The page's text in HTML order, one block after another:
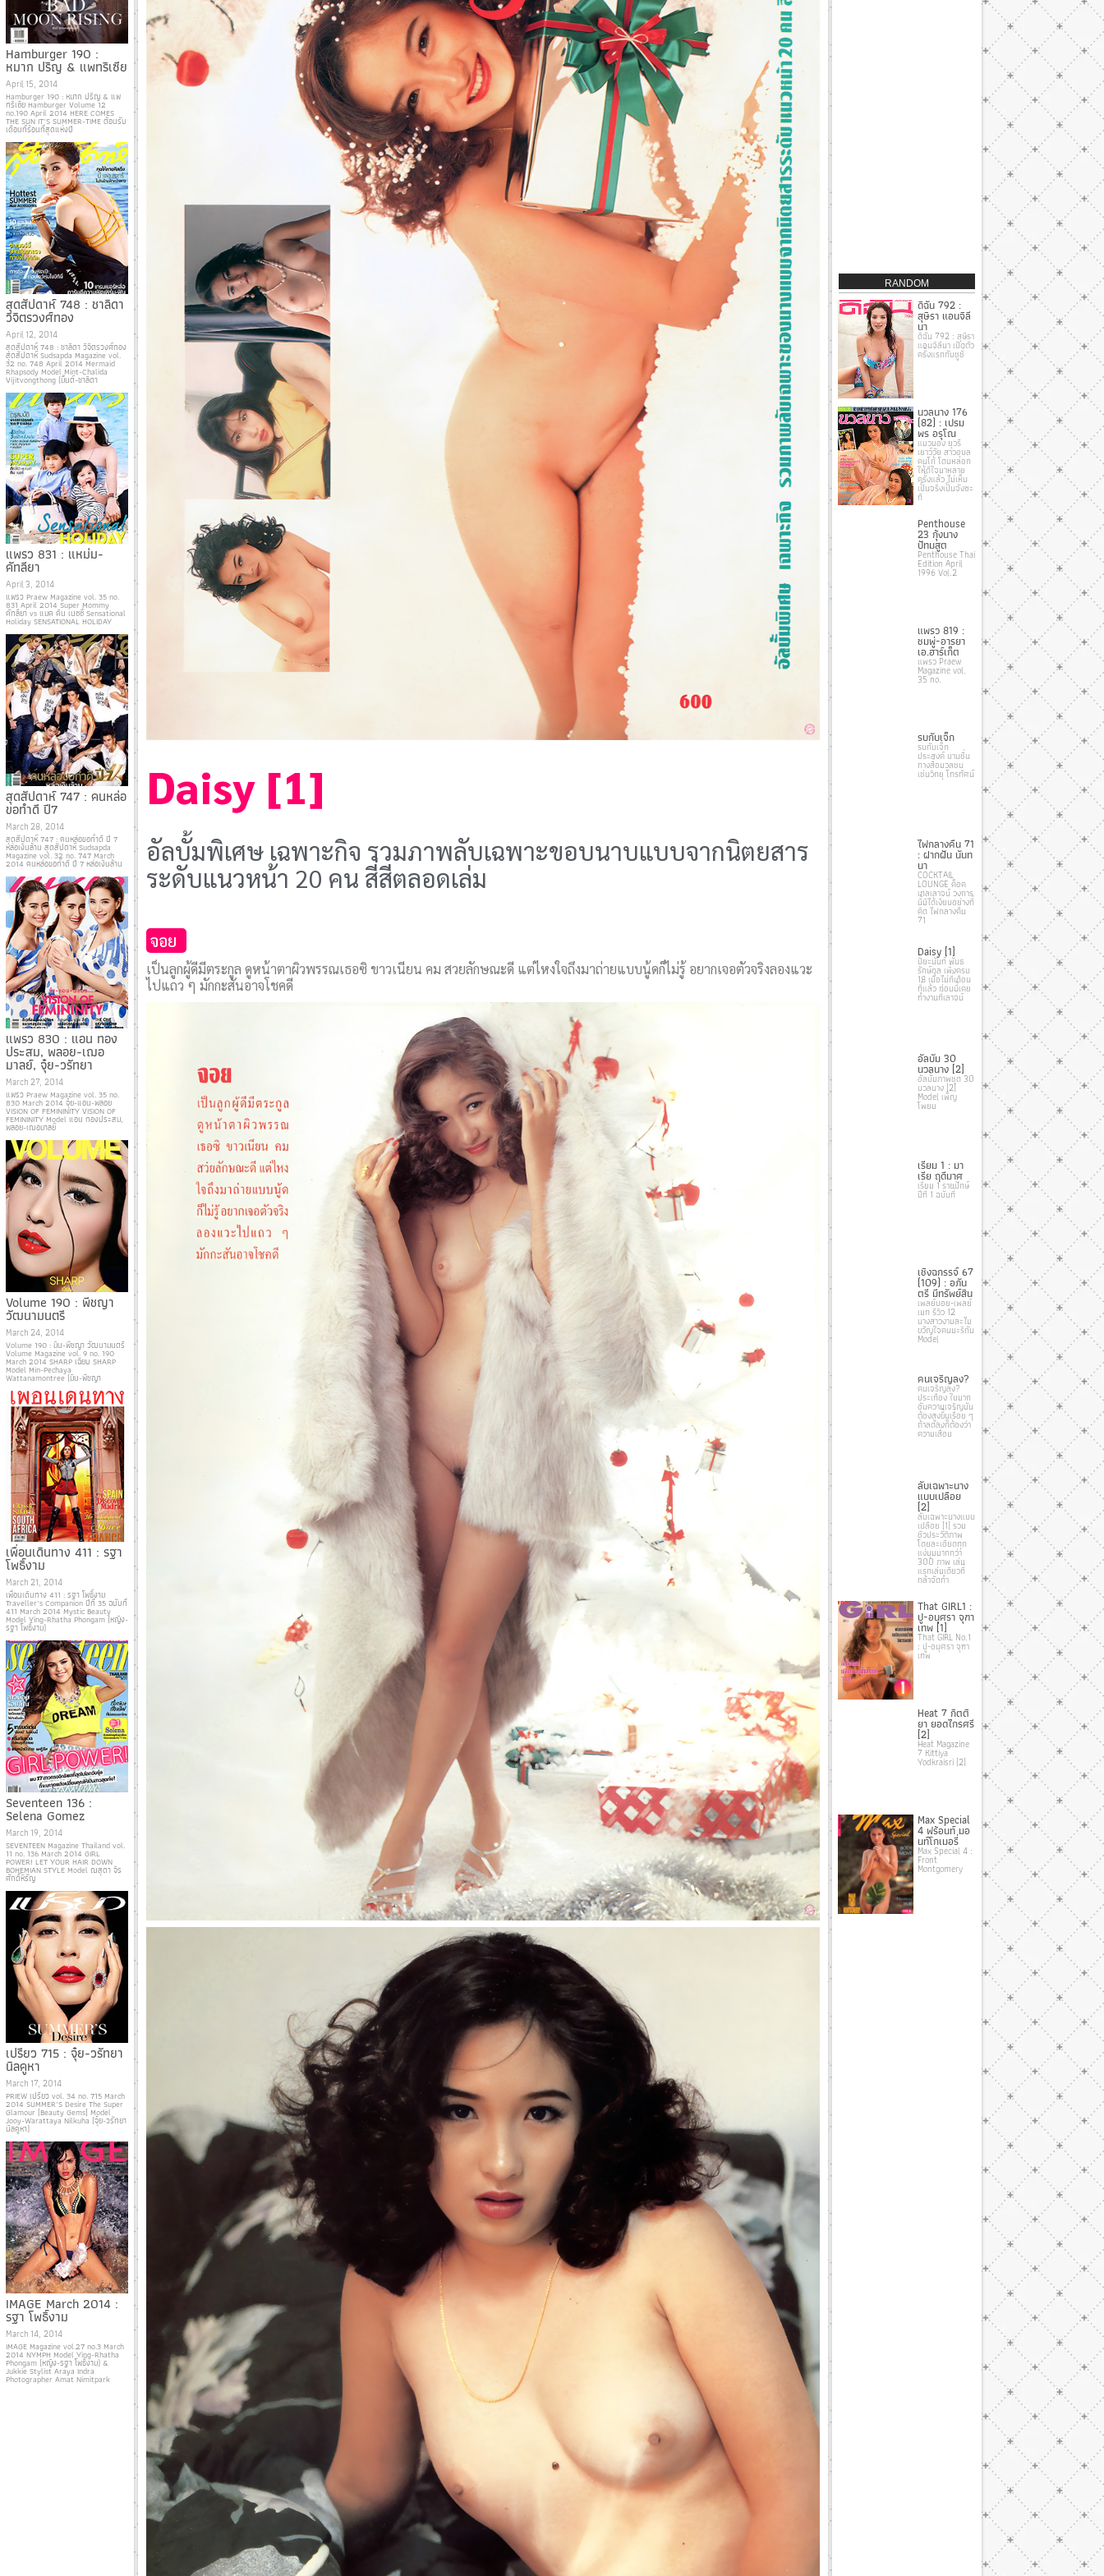
Hamburger 190 :
หมาก ปริญ & แพทริเซีย
April 15, 2014
Hamburger 190 : หมาก ปริญ & แพ
ทริเซีย Hamburger Volume 12
no.190 April 2014 HERE COMES
THE SUN IT’S SUMMER-TIME ต้อนรับ
เดือนที่ร้อนที่สุดแห่งปี
สุดสัปดาห์ 748 : ชาลิดา
วิจิตรวงศ์ทอง
April 12, 2014
สุดสัปดาห์ 748 : ชาลิดา วิจิตรวงศ์ทอง
สุดสัปดาห์ Sudsapda Magazine vol.
32 no. 748 April 2014 Mermaid
Rhapsody Model Mint-Chalida
Vijitvongthong (มิ้นต์-ชาลิดา
แพรว 831 : แหม่ม-
คัทลียา
April 3, 2014
แพรว Praew Magazine vol. 35 no.
831 April 2014 Super Mommy
คัทลียา vs แมค คิน เนซซี่ Sensational
Holiday SENSATIONAL HOLIDAY
สุดสัปดาห์ 747 : คนหล่อ
ขอทำดี ปี7
March 28, 2014
สุดสัปดาห์ 747 : คนหล่อขอทำดี ปี 7
หล่อเงินล้าน สุดสัปดาห์ Sudsapda
Magazine vol. 32 no. 747 March
2014 คนหล่อขอทำดี ปี 7 หล่อเงินล้าน
แพรว 830 : แอน ทอง
ประสม, พลอย-เฌอ
มาลย์, จุ๋ย-วรัทยา
March 27, 2014
แพรว Praew Magazine vol. 35 no.
830 March 2014 จุ๋ย-แอน-พลอย
VISION OF FEMININITY VISION OF
FEMININITY Model แอน ทองประสม,
พลอย-เฌอมาลย์
Volume 190 : พีชญา
วัฒนามนตรี
March 24, 2014
Volume 190 : มิน-พีชญา วัฒนามนตรี
Volume Magazine vol. 9 no. 190
March 2014 SHARP เฉียบ SHARP
Model Min-Pechaya
Wattanamontree (มิน-พีชญา
เพื่อนเดินทาง 411 : รฐา
โพธิ์งาม
March 21, 2014
เพื่อนเดินทาง 411 : รฐา โพธิ์งาม
Traveller’s Companion ปีที่ 35 ฉบับที่
411 March 2014 Mystic Beauty
Model Ying-Rhatha Phongam (หญิง-
รฐา โพธิ์งาม)
Seventeen 136 :
Selena Gomez
March 19, 2014
SEVENTEEN Magazine Thailand vol.
11 no. 136 March 2014 GIRL
POWER! LET YOUR HAIR DOWN
BOHEMIAN STYLE Model ณสุดา จิร
ศักดิ์หิรัญ
เปรียว 715 : จุ๋ย-วรัทยา
นิลคูหา
March 17, 2014
PRIEW เปรียว vol. 34 no. 715 March
2014 SUMMER’S Desire The Super
Glamour [Beauty Gems] Model
Jooy-Warattaya Nilkuha (จุ๋ย-วรัทยา
นิลคูหา)
IMAGE March 2014 :
รฐา โพธิ์งาม
March 14, 2014
IMAGE Magazine vol.27 no.3 March
2014 NYMPH Model Ying-Rhatha
Phongam (หญิง-รฐา โพธิ์งาม) &
Jukkie Stylist Araya Indra
Photographer Amat Nimitpark
Daisy [1]
อัลบั้มพิเศษ เฉพาะกิจ รวมภาพลับเฉพาะขอบนาบแบบจากนิตยสาร
ระดับแนวหน้า 20 คน สี่สีตลอดเล่ม
จอย
เป็นลูกผู้ดีมีตระกูล ดูหน้าตาผิวพรรณเธอซิ ขาวเนียน คม สวยลักษณะดี แต่ไหงใจถึงมาถ่ายแบบนู้ดก็ไม่รู้ อยากเจอตัวจริงลองแวะ
ไปแถว ๆ มักกะสันอาจโชคดี
RANDOM
ดิฉัน 792 :
สุษิรา แอนจิลี
นา
ดิฉัน 792 : สุษิรา
แอนจิลีนา เปิดตัว
ครั้งแรกกับชูชี่
นวลนาง 176
(82) : เปรม
พร อรุโณ
แมวมอง ยุวรี
เยาว์วัย สาวอุบล
คนโก้ โดนหลอก
ให้ดีใจมาหลาย
ครั้งแล้ว ไม่เห็น
เป็นจริงเป็นจังซะ
ที
Penthouse
23 กุ้งนาง
ปัทมสูต
Penthouse Thai
Edition April
1996 Vol.2
แพรว 819 :
ชมพู่-อารยา
เอ.ฮาร์เก็ต
แพรว Praew
Magazine vol.
35 no.
รบกับเจ็ก
รบกับเจ็ก
ประสงค์ บานชื่น
ทางสื่อมวลชน
เช่นวิทยุ โทรทัศน์
ไฟกลางคืน 71
: ฝากฝัน นันท
นา
COCKTAIL
LOUNGE ค็อค
เทลเลาจน์ วงการ
นี้มิได้เงียบอย่างที่
คิด ไฟกลางคืน
71
Daisy [1]
ปิยะนันท์ พันธ
รักษ์กุล เพิ่งครบ
18 เมื่อไม่กี่เดือน
ที่แล้ว ก่อนนี้เคย
ทํางานที่เลาจน์
อัลบั้ม 30
นวลนาง [2]
อัลบั้มภาพชุด 30
นวลนาง [2]
Model เพ็ญ
โพยม
เรียม 1 : มา
เรีย ฤดีมาศ
เรียม 1 รายปักษ์
ปีที่ 1 ฉบับที่
เชิงฉกรรจ์ 67
(109) : อภัน
ตรี มีทรัพย์สิน
เพลย์บอย-เพลย์
เมท รีวิว 12
นางสาวงามละไม
ขวัญใจคนมะริกัน
Model
คนเจริญลง?
คนเจริญลง?
ประเทือง ใบมาก
อันความเจริญมัน
ต้องสูงขึ้นเรื่อย ๆ
ถ้าลดลงก็ต้องว่า
ความเสื่อม
ลับเฉพาะนาง
แบบเปลือย
[2]
ลับเฉพาะนางแบบ
เปลือย [1] รวม
ชีวประวัติภาพ
โดยละเอียดทุก
แง่มุมมากกว่า
300 ภาพ เล่ม
แรกเล่มเดียวที่
กล้าจัดทำ
That GIRL1 :
ปู-อนุศรา จุฑา
เทพ [1]
That GIRL No.1
: ปู-อนุศรา จุฑา
เทพ
Heat 7 กิตติ
ยา ยอดไกรศรี
[2]
Heat Magazine
7 Kittiya
Yodkraisri [2]
Max Special
4 ฟร้อนท์ มอ
นท์โกเมอรี่
Max Special 4 :
Front
Montgomery